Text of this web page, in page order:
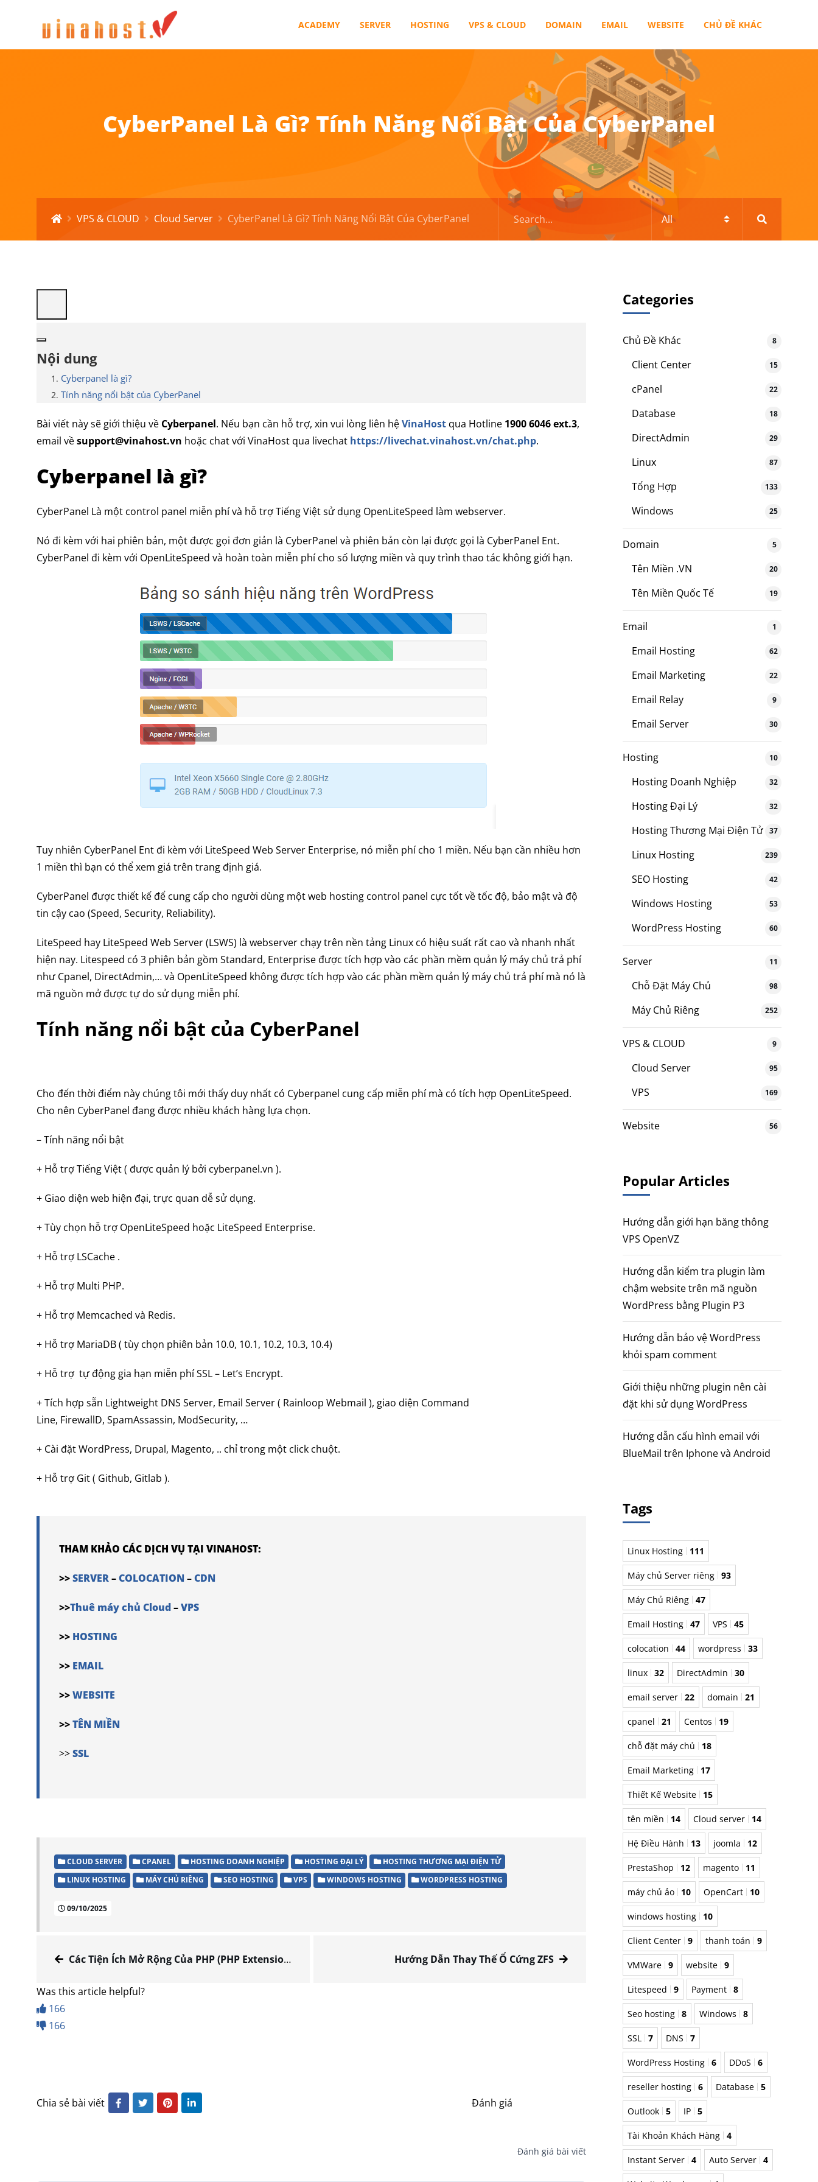
ACADEMY SERVER HOSTING VPS & CLOUD DOMAIN EMAIL WEBSITE CHỦ ĐỀ KHÁC
CyberPanel Là Gì? Tính Năng Nổi Bật Của CyberPanel
VPS & CLOUD Cloud Server CyberPanel Là Gì? Tính Năng Nổi Bật Của CyberPanel
Nội dung
Cyberpanel là gì?
Tính năng nổi bật của CyberPanel
Bài viết này sẽ giới thiệu về Cyberpanel. Nếu bạn cần hỗ trợ, xin vui lòng liên hệVinaHost qua Hotline 1900 6046 ext.3,
email vềsupport@vinahost.vn hoặc chat với VinaHost qua livechat https://livechat.vinahost.vn/chat.php.
Cyberpanel là gì?
CyberPanel Là một control panel miễn phí và hỗ trợ Tiếng Việt sử dụng OpenLiteSpeed ​​làm webserver.
Nó đi kèm với hai phiên bản, một được gọi đơn giản là CyberPanel và phiên bản còn lại được gọi là CyberPanel Ent.
CyberPanel đi kèm với OpenLiteSpeed và hoàn toàn miễn phí cho số lượng miền và quy trình thao tác không giới hạn.
Tuy nhiên CyberPanel Ent đi kèm với LiteSpeed Web Server Enterprise, nó miễn phí cho 1 miền. Nếu bạn cần nhiều hơn
1 miền thì bạn có thể xem giá trên trang định giá.
CyberPanel được thiết kế để cung cấp cho người dùng một web hosting control panel cực tốt về tốc độ, bảo mật và độ
tin cậy cao (Speed, Security, Reliability).
LiteSpeed hay LiteSpeed Web Server (LSWS) là webserver chạy trên nền tảng Linux có hiệu suất rất cao và nhanh nhất
hiện nay. Litespeed có 3 phiên bản gồm Standard, Enterprise được tích hợp vào các phần mềm quản lý máy chủ trả phí
như Cpanel, DirectAdmin,… và OpenLiteSpeed không được tích hợp vào các phần mềm quản lý máy chủ trả phí mà nó là
mã nguồn mở được tự do sử dụng miễn phí.
Tính năng nổi bật của CyberPanel
Cho đến thời điểm này chúng tôi mới thấy duy nhất có Cyberpanel cung cấp miễn phí mà có tích hợp OpenLiteSpeed.
Cho nên CyberPanel đang được nhiều khách hàng lựa chọn.
– Tính năng nổi bật
+ Hỗ trợ Tiếng Việt ( được quản lý bởi cyberpanel.vn ).
+ Giao diện web hiện đại, trực quan dễ sử dụng.
+ Tùy chọn hỗ trợ OpenLiteSpeed hoặc LiteSpeed Enterprise.
+ Hỗ trợ LSCache .
+ Hỗ trợ Multi PHP.
+ Hỗ trợ Memcached và Redis.
+ Hỗ trợ MariaDB ( tùy chọn phiên bản 10.0, 10.1, 10.2, 10.3, 10.4)
+ Hỗ trợ tự động gia hạn miễn phí SSL – Let’s Encrypt.
+ Tích hợp sẵn Lightweight DNS Server, Email Server ( Rainloop Webmail ), giao diện Command
Line, FirewallD, SpamAssassin, ModSecurity, …
+ Cài đặt WordPress, Drupal, Magento, .. chỉ trong một click chuột.
+ Hỗ trợ Git ( Github, Gitlab ).
THAM KHẢO CÁC DỊCH VỤ TẠI VINAHOST:
>>SERVER–COLOCATION –CDN
>>Thuê máy chủ Cloud–VPS
>> HOSTING
>> EMAIL
>>WEBSITE
>>TÊN MIỀN
>>SSL
CLOUD SERVER CPANEL HOSTING DOANH NGHIỆP HOSTING ĐẠI LÝ
HOSTING THƯƠNG MẠI ĐIỆN TỬ
LINUX HOSTING
MÁY CHỦ RIÊNG SEO HOSTING VPS WINDOWS HOSTING WORDPRESS HOSTING
09/10/2025
Các Tiện Ích Mở Rộng Của PHP (PHP Extensions) Trong CYBERPANEL Hướng Dẫn Thay Thế Ổ Cứng ZFS
Was this article helpful?
166
166
Chia sẻ bài viết Đánh giá
Đánh giá bài viết
Categories
Chủ Đề Khác 8
Client Center 15
cPanel 22
Database 18
DirectAdmin 29
Linux 87
Tổng Hợp 133
Windows 25
Domain 5
Tên Miền .VN 20
Tên Miền Quốc Tế 19
Email 1
Email Hosting 62
Email Marketing 22
Email Relay 9
Email Server 30
Hosting 10
Hosting Doanh Nghiệp 32
Hosting Đại Lý 32
Hosting Thương Mại Điện Tử 37
Linux Hosting 239
SEO Hosting 42
Windows Hosting 53
WordPress Hosting 60
Server 11
Chỗ Đặt Máy Chủ 98
Máy Chủ Riêng 252
VPS & CLOUD 9
Cloud Server 95
VPS 169
Website 56
Popular Articles
Hướng dẫn giới hạn băng thông
VPS OpenVZ
Hướng dẫn kiểm tra plugin làm
chậm website trên mã nguồn
WordPress bằng Plugin P3
Hướng dẫn bảo vệ WordPress
khỏi spam comment
Giới thiệu những plugin nên cài
đặt khi sử dụng WordPress
Hướng dẫn cấu hình email với
BlueMail trên Iphone và Android
Tags
Linux Hosting 111
Máy chủ Server riêng 93
Máy Chủ Riêng 47
Email Hosting 47 VPS 45
colocation 44 wordpress 33
linux 32 DirectAdmin 30
email server 22 domain 21
cpanel 21 Centos 19
chỗ đặt máy chủ 18
Email Marketing 17
Thiết Kế Website 15
tên miền 14 Cloud server 14
Hệ Điều Hành 13 joomla 12
PrestaShop 12 magento 11
máy chủ ảo 10 OpenCart 10
windows hosting 10
Client Center 9 thanh toán 9
VMWare 9 website 9
Litespeed 9 Payment 8
Seo hosting 8 Windows 8
SSL 7 DNS 7
WordPress Hosting 6 DDoS 6
reseller hosting 6 Database 5
Outlook 5 IP 5
Tài Khoản Khách Hàng 4
Instant Server 4 Auto Server 4